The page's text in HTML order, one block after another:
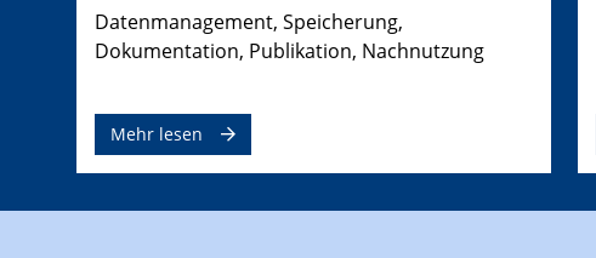
Datenmanagement, Speicherung,
Dokumentation, Publikation, Nachnutzung
Mehr lesen